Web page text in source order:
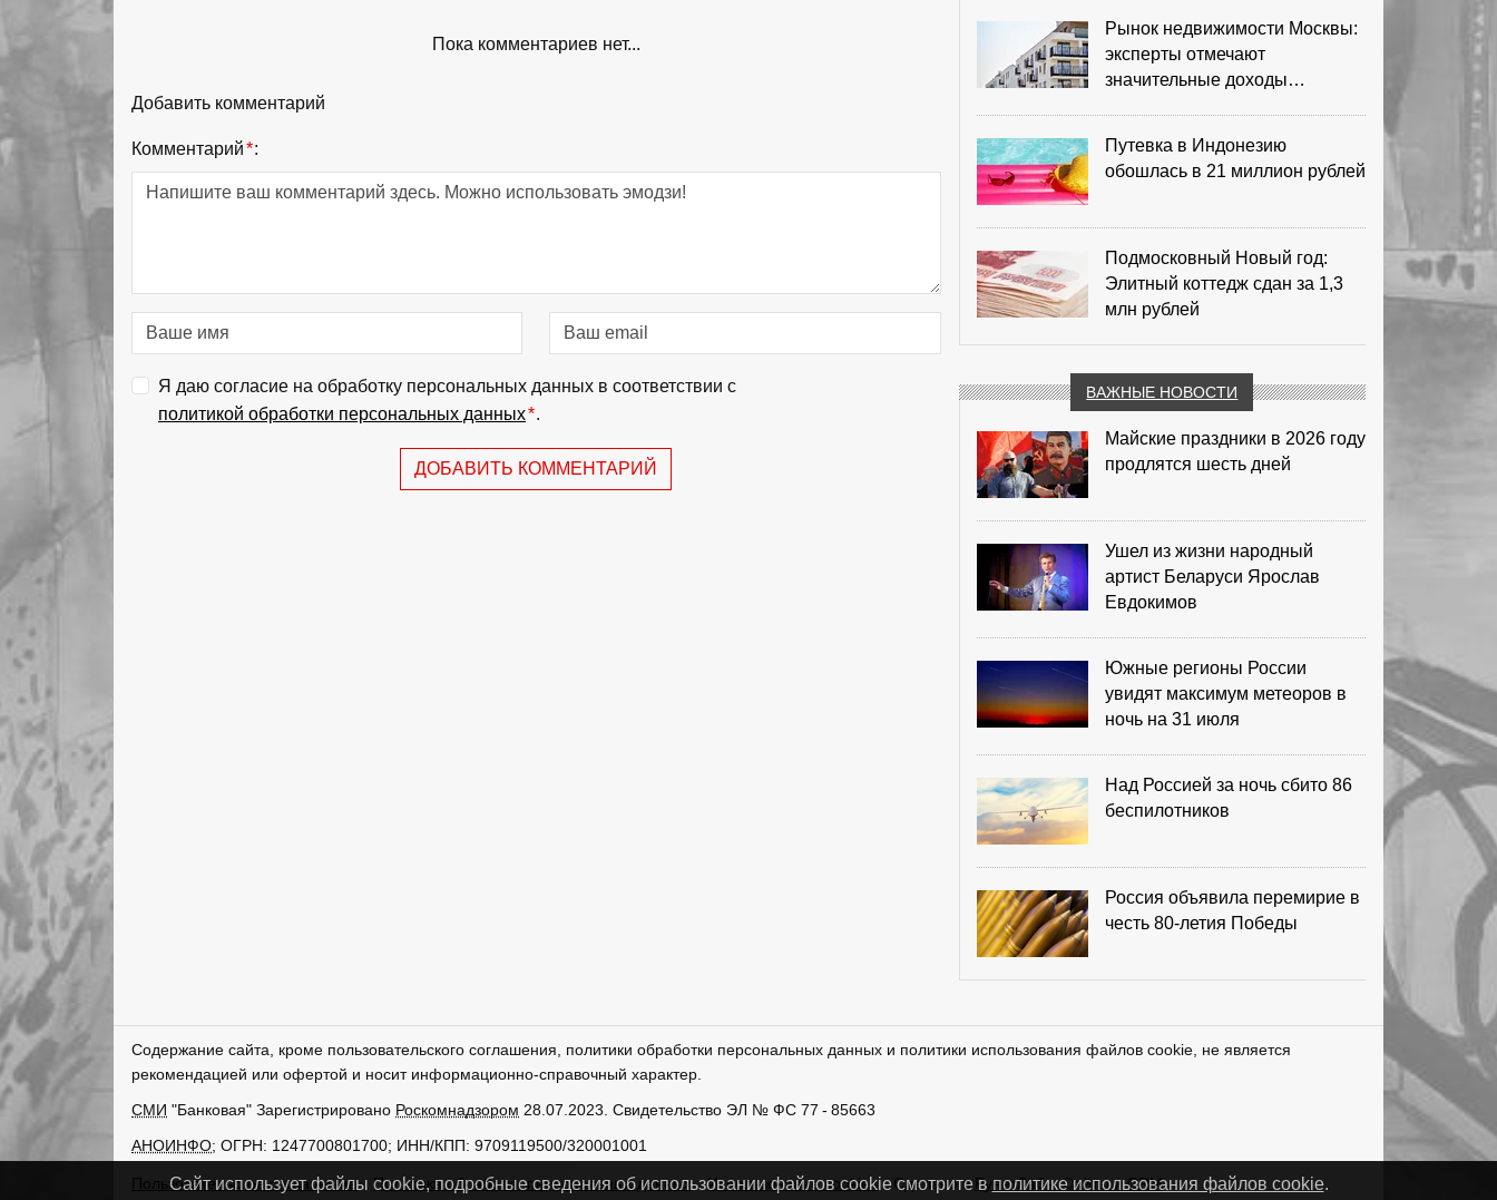
Пока комментариев нет...
Добавить комментарий
Комментарий*:
Я даю согласие на обработку персональных данных в соответствии с
политикой обработки персональных данных*.
ДОБАВИТЬ КОММЕНТАРИЙ
Рынок недвижимости Москвы:
эксперты отмечают
значительные доходы
Путевка в Индонезию
обошлась в 21 миллион рублей
Подмосковный Новый год:
Элитный коттедж сдан за 1,3
млн рублей
ВАЖНЫЕ НОВОСТИ
Майские праздники в 2026 году
продлятся шесть дней
Ушел из жизни народный
артист Беларуси Ярослав
Евдокимов
Южные регионы России
увидят максимум метеоров в
ночь на 31 июля
Над Россией за ночь сбито 86
беспилотников
Россия объявила перемирие в
честь 80-летия Победы
Содержание сайта, кроме пользовательского соглашения, политики обработки персональных данных и политики использования файлов cookie, не является
рекомендацией или офертой и носит информационно-справочный характер.
СМИ "Банковая" Зарегистрировано Роскомнадзором 28.07.2023. Свидетельство ЭЛ № ФС 77 - 85663
АНОИНФО; ОГРН: 1247700801700; ИНН/КПП: 9709119500/320001001
Пользовательское соглашение Политика обработки персональных данных Использование cookies Сделано вРунетЛаб – Сайты и CRM
Сайт использует файлы cookie, подробные сведения об использовании файлов cookie смотрите вполитике использования файлов cookie.